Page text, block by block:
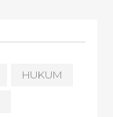
HUKUM